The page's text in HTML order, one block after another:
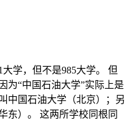
学，但不是985大学。 但
为“中国石油大学”实际上是
中国石油大学（北京）；另
东）。 这两所学校同根同